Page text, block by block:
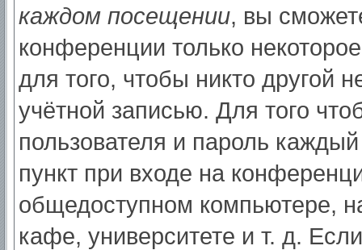
каждом посещении, вы
конференции только
для того, чтобы никто другой
учётной записью. Для того
пользователя и пароль
пункт при входе на
общедоступном компьютере,
кафе, университете и т. д.